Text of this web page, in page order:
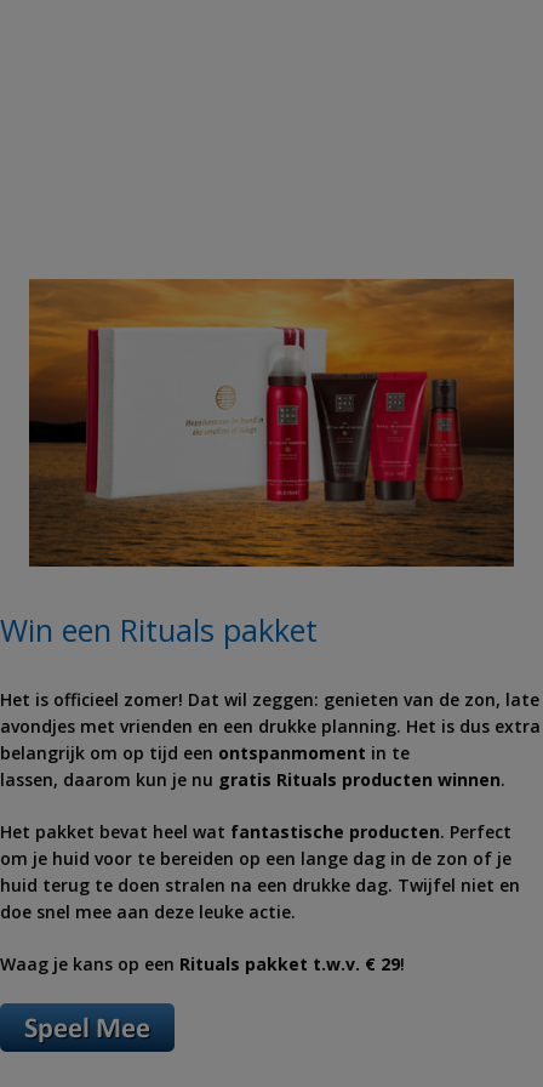
Win een Rituals pakket
Het is officieel zomer! Dat wil zeggen: genieten van de zon, late
avondjes met vrienden en een drukke planning. Het is dus extra
belangrijk om op tijd een ontspanmoment in te
lassen, daarom kun je nu gratis Rituals producten winnen.
Het pakket bevat heel wat fantastische producten. Perfect
om je huid voor te bereiden op een lange dag in de zon of je
huid terug te doen stralen na een drukke dag. Twijfel niet en
doe snel mee aan deze leuke actie.
Waag je kans op een Rituals pakket t.w.v. € 29!